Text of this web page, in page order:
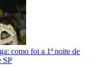
como foi a 1ª noite de
SP